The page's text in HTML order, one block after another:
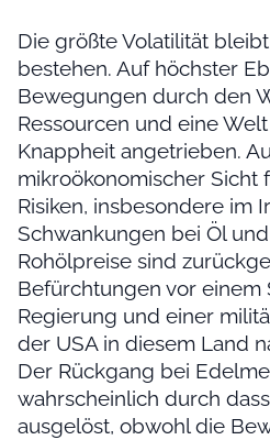
Die größte Volatilität
bestehen. Auf höchster
Bewegungen durch den
Ressourcen und eine
Knappheit angetrieben.
mikroökonomischer Sicht
Risiken, insbesondere im
Schwankungen bei Öl
Rohölpreise sind
Befürchtungen vor einem
Regierung und einer
der USA in diesem Land
Der Rückgang bei
wahrscheinlich durch
ausgelöst, obwohl die